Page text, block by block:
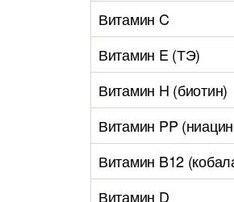
Витамин C
Витамин E (ТЭ)
Витамин H (биотин)
Витамин PP
Витамин B12
Витамин D